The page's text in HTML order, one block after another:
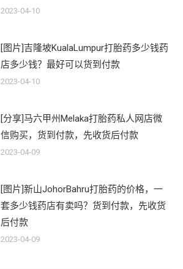
2023-04-10
[图片]吉隆坡KualaLumpur打胎药多少钱药
店多少钱？最好可以货到付款
2023-04-10
[分享]马六甲州Melaka打胎药私人网店微
信购买，货到付款，先收货后付款
2023-04-09
[图片]新山JohorBahru打胎药的价格，一
套多少钱药店有卖吗？货到付款，先收货
后付款
2023-04-09